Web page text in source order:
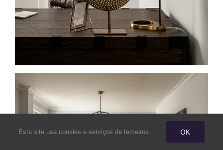
Este site usa cookies e serviços de terceiros. OK